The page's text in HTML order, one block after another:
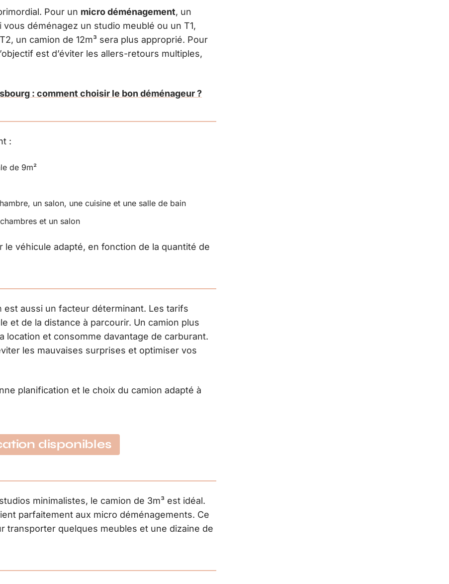
Pour un micro déménagement, un
déménagez un studio meublé ou un T1,
un camion de 12m³ sera plus approprié. Pour
est d’éviter les allers-retours multiples,
: comment choisir le bon déménageur ?
:
de 9m²
un salon, une cuisine et une salle de bain
et un salon
véhicule adapté, en fonction de la quantité de
est aussi un facteur déterminant. Les tarifs
et de la distance à parcourir. Un camion plus
location et consomme davantage de carburant.
les mauvaises surprises et optimiser vos
planification et le choix du camion adapté à
disponibles
minimalistes, le camion de 3m³ est idéal.
parfaitement aux micro déménagements. Ce
transporter quelques meubles et une dizaine de